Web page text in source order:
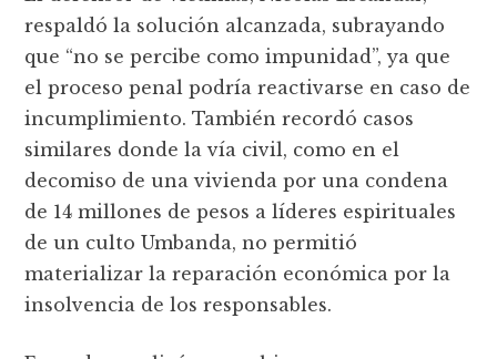
respaldó la solución alcanzada, subrayando
que “no se percibe como impunidad”, ya que
el proceso penal podría reactivarse en caso de
incumplimiento. También recordó casos
similares donde la vía civil, como en el
decomiso de una vivienda por una condena
de 14 millones de pesos a líderes espirituales
de un culto Umbanda, no permitió
materializar la reparación económica por la
insolvencia de los responsables.